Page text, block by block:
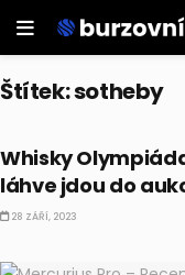
Štítek:sotheby
Whisky
láhve jdou do
28 ZÁŘÍ, 2023